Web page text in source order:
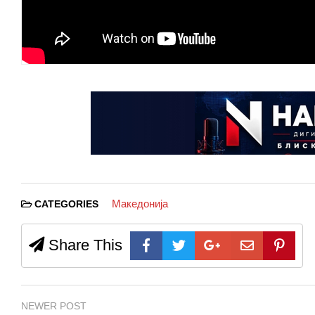
CATEGORIES Македонија
Share This
NEWER POST